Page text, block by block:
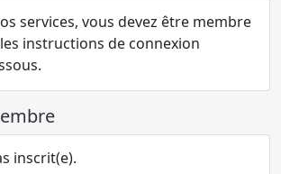
services, vous devez être membre
instructions de connexion
inscrit(e).